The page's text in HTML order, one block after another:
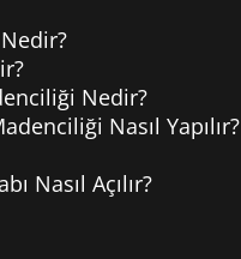
Nedir?
Nasıl Yapılır?
Nasıl Açılır?